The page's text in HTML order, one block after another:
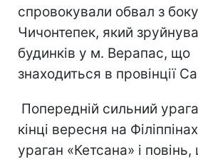
спровокували обвал з
Чичонтепек, який
будинків у м. Верапас, що
знаходиться в провінції
Попередній сильний
кінці вересня на
ураган «Кетсана» і